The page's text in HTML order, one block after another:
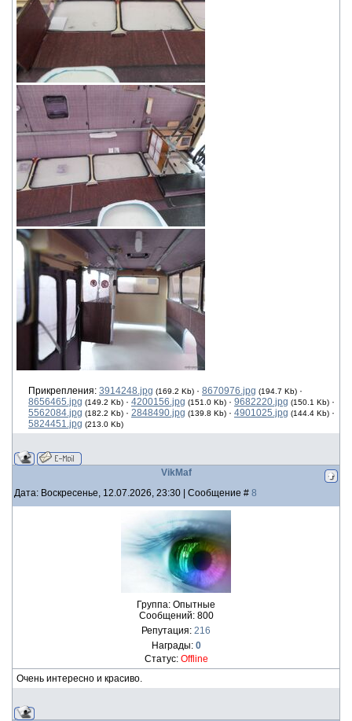
Прикрепления: 3914248.jpg (169.2 Kb) · 8670976.jpg (194.7 Kb) ·
8656465.jpg (149.2 Kb) · 4200156.jpg (151.0 Kb) · 9682220.jpg (150.1 Kb) ·
5562084.jpg (182.2 Kb) · 2848490.jpg (139.8 Kb) · 4901025.jpg (144.4 Kb) ·
5824451.jpg (213.0 Kb)
VikMaf
Дата: Воскресенье, 12.07.2026, 23:30 | Сообщение # 8
Группа: Опытные
Сообщений: 800
Репутация: 216
Награды: 0
Статус: Offline
Очень интересно и красиво.